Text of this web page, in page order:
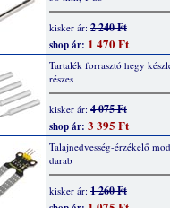
kisker ár: 2 240 Ft
shop ár: 1 470 Ft
Tartalék forrasztó hegy
részes
kisker ár: 4 075 Ft
shop ár: 3 395 Ft
Talajnedvesség-érzékelő
darab
kisker ár: 1 260 Ft